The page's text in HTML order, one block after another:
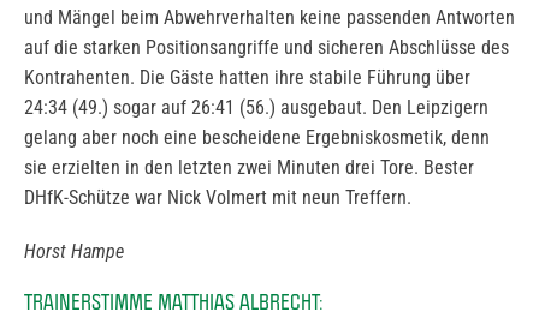
und Mängel beim Abwehrverhalten keine passenden Antworten
auf die starken Positionsangriffe und sicheren Abschlüsse des
Kontrahenten. Die Gäste hatten ihre stabile Führung über
24:34 (49.) sogar auf 26:41 (56.) ausgebaut. Den Leipzigern
gelang aber noch eine bescheidene Ergebniskosmetik, denn
sie erzielten in den letzten zwei Minuten drei Tore. Bester
DHfK-Schütze war Nick Volmert mit neun Treffern.
Horst Hampe
TRAINERSTIMME MATTHIAS ALBRECHT: